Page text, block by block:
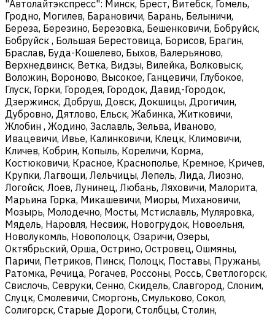
"Автолайтэкспресс": Минск, Брест, Витебск, Гомель,
Гродно, Могилев, Барановичи, Барань, Белыничи,
Береза, Березино, Березовка, Бешенковичи, Бобруйск,
Бобруйск , Большая Берестовица, Борисов, Брагин,
Браслав, Буда-Кошелево, Быхов, Валерьяново,
Верхнедвинск, Ветка, Видзы, Вилейка, Волковыск,
Воложин, Вороново, Высокое, Ганцевичи, Глубокое,
Глуск, Горки, Городея, Городок, Давид-Городок,
Дзержинск, Добруш, Довск, Докшицы, Дрогичин,
Дубровно, Дятлово, Ельск, Жабинка, Житковичи,
Жлобин , Жодино, Заславль, Зельва, Иваново,
Ивацевичи, Ивье, Калинковичи, Клецк, Климовичи,
Кличев, Кобрин, Копыль, Кореличи, Корма,
Костюковичи, Красное, Краснополье, Кремное, Кричев,
Крупки, Лагвощи, Лельчицы, Лепель, Лида, Лиозно,
Логойск, Лоев, Лунинец, Любань, Ляховичи, Малорита,
Марьина Горка, Микашевичи, Миоры, Михановичи,
Мозырь, Молодечно, Мосты, Мстиславль, Муляровка,
Мядель, Наровля, Несвиж, Новогрудок, Новоельня,
Новолукомль, Новополоцк, Озаричи, Озеры,
Октябрьский, Орша, Острино, Островец, Ошмяны,
Паричи, Петриков, Пинск, Полоцк, Поставы, Пружаны,
Ратомка, Речица, Рогачев, Россоны, Россь, Светлогорск,
Свислочь, Севруки, Сенно, Скидель, Славгород, Слоним,
Слуцк, Смолевичи, Сморгонь, Смульково, Сокол,
Солигорск, Старые Дороги, Столбцы, Столин,